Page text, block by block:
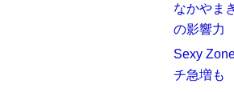
なかやま
の影響力
Sexy
チ急増も